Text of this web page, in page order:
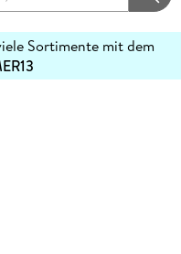
Sortimente mit dem